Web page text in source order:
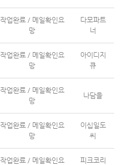
작업완료 / 메일확인요
망
다모파트
너
작업완료 / 메일확인요
망
아이디지
큐
작업완료 / 메일확인요
망
나담을
작업완료 / 메일확인요
망
이십일도
씨
작업완료 / 메일확인요
피크코리